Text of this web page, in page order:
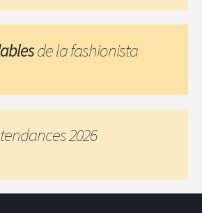
de la fashionista
2026